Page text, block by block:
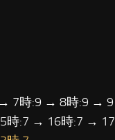
7時:9 → 8時:9 → 9
時:7 → 16時:7 → 17